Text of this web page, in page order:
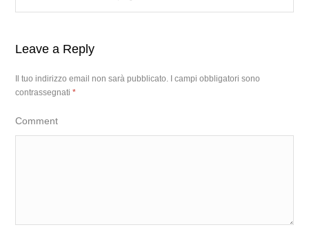
Leave a Reply
Il tuo indirizzo email non sarà pubblicato.
I campi obbligatori sono
contrassegnati*
Comment